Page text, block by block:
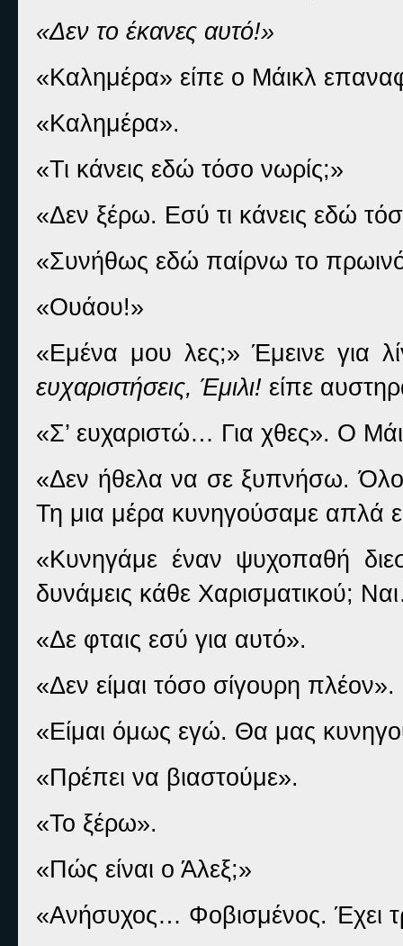
«Δεν το έκανες αυτό!»
«Καλημέρα» είπε ο Μάικλ
«Καλημέρα».
«Τι κάνεις εδώ τόσο νωρίς;»
«Δεν ξέρω. Εσύ τι κάνεις εδώ
«Συνήθως εδώ παίρνω το
«Ουάου!»
«Εμένα μου λες;» Έμεινε για
ευχαριστήσεις, Έμιλι! είπε
«Σ’ ευχαριστώ… Για χθες». Ο
«Δεν ήθελα να σε ξυπνήσω. Όλοι
Τη μια μέρα κυνηγούσαμε απλά
«Κυνηγάμε έναν ψυχοπαθή
δυνάμεις κάθε Χαρισματικού;
«Δε φταις εσύ για αυτό».
«Δεν είμαι τόσο σίγουρη πλέον».
«Είμαι όμως εγώ. Θα μας
«Πρέπει να βιαστούμε».
«Το ξέρω».
«Πώς είναι ο Άλεξ;»
«Ανήσυχος… Φοβισμένος. Έχει